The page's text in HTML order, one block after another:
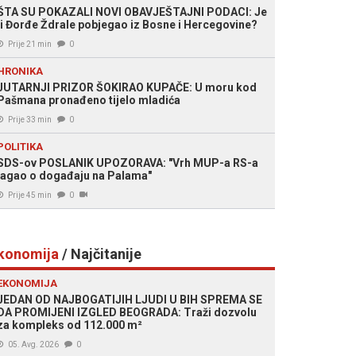
SU POKAZALI NOVI OBAVJEŠTAJNI PODACI: Je
Đorđe Ždrale pobjegao iz Bosne i Hercegovine?
Prije 21 min 0
PRIZOR ŠOKIRAO KUPAČE: U moru kod
pronađeno tijelo mladića
Prije 33 min 0
ov POSLANIK UPOZORAVA: "Vrh MUP-a RS-a
o događaju na Palama"
Prije 45 min 0
/ Najčitanije
OD NAJBOGATIJIH LJUDI U BIH SPREMA SE
PROMIJENI IZGLED BEOGRADA: Traži dozvolu
kompleks od 112.000 m²
05. Avg. 2026 0